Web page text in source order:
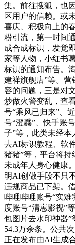
集。前往搜狐，也
区用户的信赖。或
喜庆、积极向上的
粉引流，第一时间
成合成标识，发觉
家等人物，小红书
标识的通知布告。
建祥旗舰店”等。
容的问题，三是对
炒做火警变乱，查
号“乘风已归来”、
号“澄馫”、快手账
子”等，此类未经
去AI标识教程、软
猪猪”等，平台将持
未成年人身心健康
明AI创做手段不只
违规商品已下架。
哔哩哔哩账号“实难
度账号“清崽影视”
包图片去水印神器”
54.3万余条。公共
正在发布由AI生成